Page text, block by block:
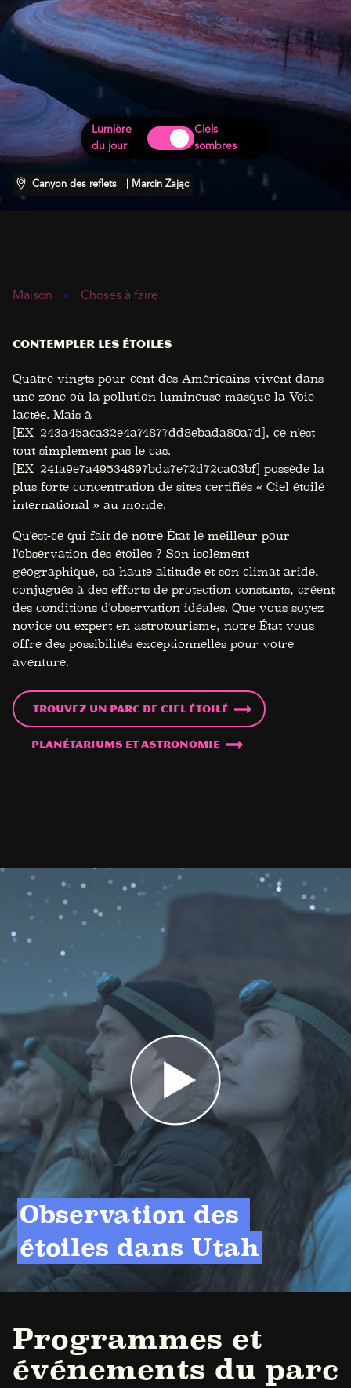
Lumière
du jour
Ciels
sombres
Canyon des reflets | Marcin Zając
Maison Choses à faire
Contempler les étoiles
Quatre-vingts pour cent des Américains vivent dans
une zone où la pollution lumineuse masque la Voie
lactée. Mais à
[EX_243a45aca32e4a74877dd8ebada80a7d], ce n'est
tout simplement pas le cas.
[EX_241a9e7a49534897bda7e72d72ca03bf] possède la
plus forte concentration de sites certifiés « Ciel étoilé
international » au monde.
Qu'est-ce qui fait de notre État le meilleur pour
l'observation des étoiles ? Son isolement
géographique, sa haute altitude et son climat aride,
conjugués à des efforts de protection constants, créent
des conditions d'observation idéales. Que vous soyez
novice ou expert en astrotourisme, notre État vous
offre des possibilités exceptionnelles pour votre
aventure.
Trouvez un parc de ciel étoilé
Planétariums et astronomie
Observation des
étoiles dans Utah
Programmes et
événements du parc